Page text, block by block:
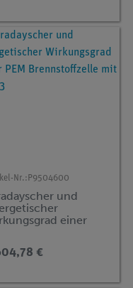
Nr.: P9504600
und
einer
ADM3
€